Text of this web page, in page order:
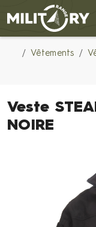
MILITARY RANGE
Vêtements
Veste
NOIRE